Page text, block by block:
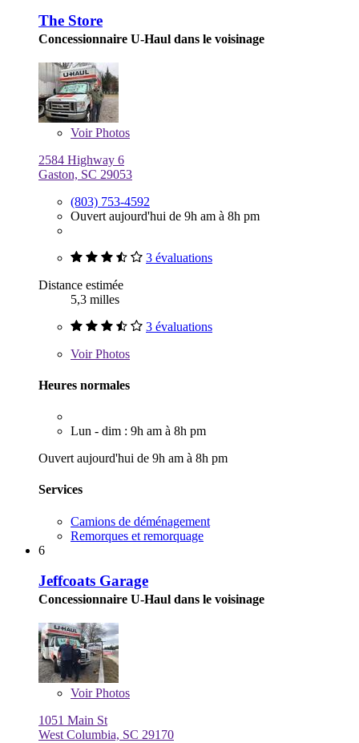
The Store
Concessionnaire U-Haul dans le voisinage
VoirPhotos
2584 Highway 6
Gaston, SC 29053
(803) 753-4592
Ouvert aujourd'hui de 9h am à 8h pm
3 évaluations
Distance estimée
5,3 milles
3 évaluations
VoirPhotos
Heures normales
Lun - dim : 9h am à 8h pm
Ouvert aujourd'hui de 9h am à 8h pm
Services
Camions de déménagement
Remorques et remorquage
6
Jeffcoats Garage
Concessionnaire U-Haul dans le voisinage
VoirPhotos
1051 Main St
West Columbia, SC 29170